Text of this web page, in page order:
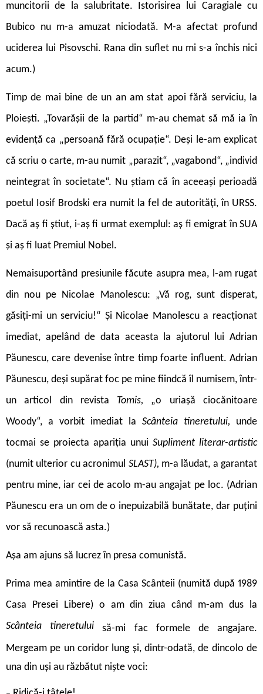
muncitorii de la salubritate. Istorisirea lui Caragiale cu
Bubico nu m-a amuzat niciodată. M-a afectat profund
uciderea lui Pisovschi. Rana din suflet nu mi s-a închis nici
acum.)
Timp de mai bine de un an am stat apoi fără serviciu, la
Ploiești. „Tovarășii de la partid“ m-au chemat să mă ia în
evidență ca „persoană fără ocupație“. Deși le-am explicat
că scriu o carte, m-au numit „parazit“, „vagabond“, „individ
neintegrat în societate“. Nu știam că în aceeași perioadă
poetul Iosif Brodski era numit la fel de autorități, în URSS.
Dacă aș fi știut, i-aș fi urmat exemplul: aș fi emigrat în SUA
și aș fi luat Premiul Nobel.
Nemaisuportând presiunile făcute asupra mea, l-am rugat
din nou pe Nicolae Manolescu: „Vă rog, sunt disperat,
găsiți-mi un serviciu!“ Și Nicolae Manolescu a reacționat
imediat, apelând de data aceasta la ajutorul lui Adrian
Păunescu, care devenise între timp foarte influent. Adrian
Păunescu, deși supărat foc pe mine fiindcă îl numisem, într-
un articol din revista Tomis, „o uriașă ciocănitoare
Woody“, a vorbit imediat la Scânteia tineretului, unde
tocmai se proiecta apariția unui Supliment literar-artistic
(numit ulterior cu acronimul SLAST), m-a lăudat, a garantat
pentru mine, iar cei de acolo m-au angajat pe loc. (Adrian
Păunescu era un om de o inepuizabilă bunătate, dar puțini
vor să recunoască asta.)
Așa am ajuns să lucrez în presa comunistă.
Prima mea amintire de la Casa Scânteii (numită după 1989
Casa Presei Libere) o am din ziua când m-am dus la
Scânteia tineretului să-mi fac formele de angajare.
Mergeam pe un coridor lung și, dintr-odată, de dincolo de
una din uși au răzbătut niște voci: